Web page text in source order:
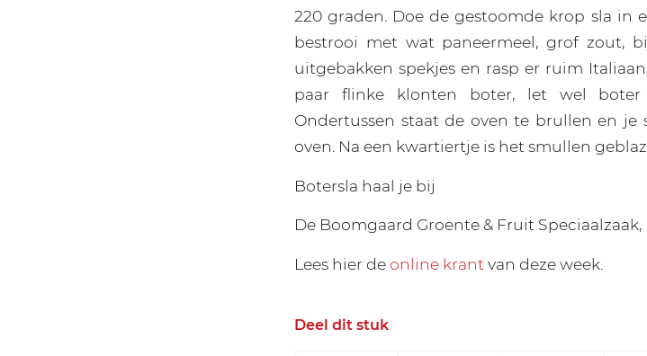
220 graden. Doe de gestoomde krop sla in
bestrooi met wat paneermeel, grof zout,
uitgebakken spekjes en rasp er ruim
paar flinke klonten boter, let wel boter
Ondertussen staat de oven te brullen en
oven. Na een kwartiertje is het smullen
Botersla haal je bij
De Boomgaard Groente & Fruit
Lees hier deonline krant van deze week.
Deel dit stuk